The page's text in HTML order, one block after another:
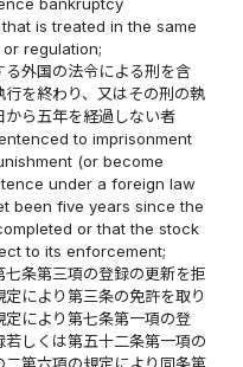
is treated in the same
regulation;
外国の法令による刑を含
を終わり、又はその刑の執
ら五年を経過しない者
to imprisonment
(or become
under a foreign law
been five years since the
or that the stock
to its enforcement;
条第三項の登録の更新を拒
により第三条の免許を取り
により第七条第一項の登
しくは第五十二条第一項の
第六項の規定により同条第